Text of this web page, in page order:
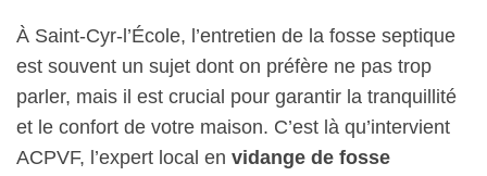
À Saint-Cyr-l’École, l’entretien de la fosse septique
est souvent un sujet dont on préfère ne pas trop
parler, mais il est crucial pour garantir la tranquillité
et le confort de votre maison. C’est là qu’intervient
ACPVF, l’expert local en vidange de fosse